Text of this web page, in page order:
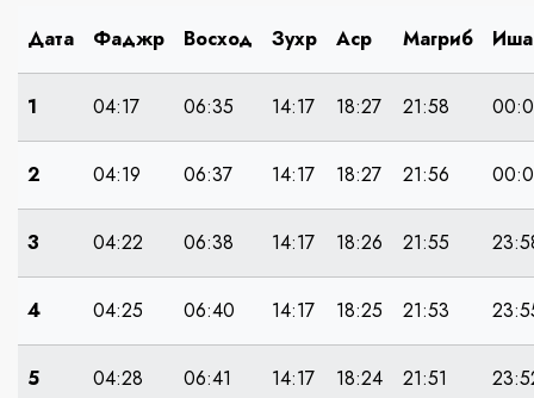
Дата Фаджр Восход Зухр Аср Магриб Иша
1 04:17 06:35 14:17 18:27 21:58
2 04:19 06:37 14:17 18:27 21:56
3 04:22 06:38 14:17 18:26 21:55
4 04:25 06:40 14:17 18:25 21:53
5 04:28 06:41 14:17 18:24 21:51